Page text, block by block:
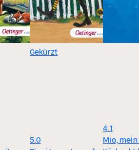
Gekürzt
5.0
4.1
Mio, mein